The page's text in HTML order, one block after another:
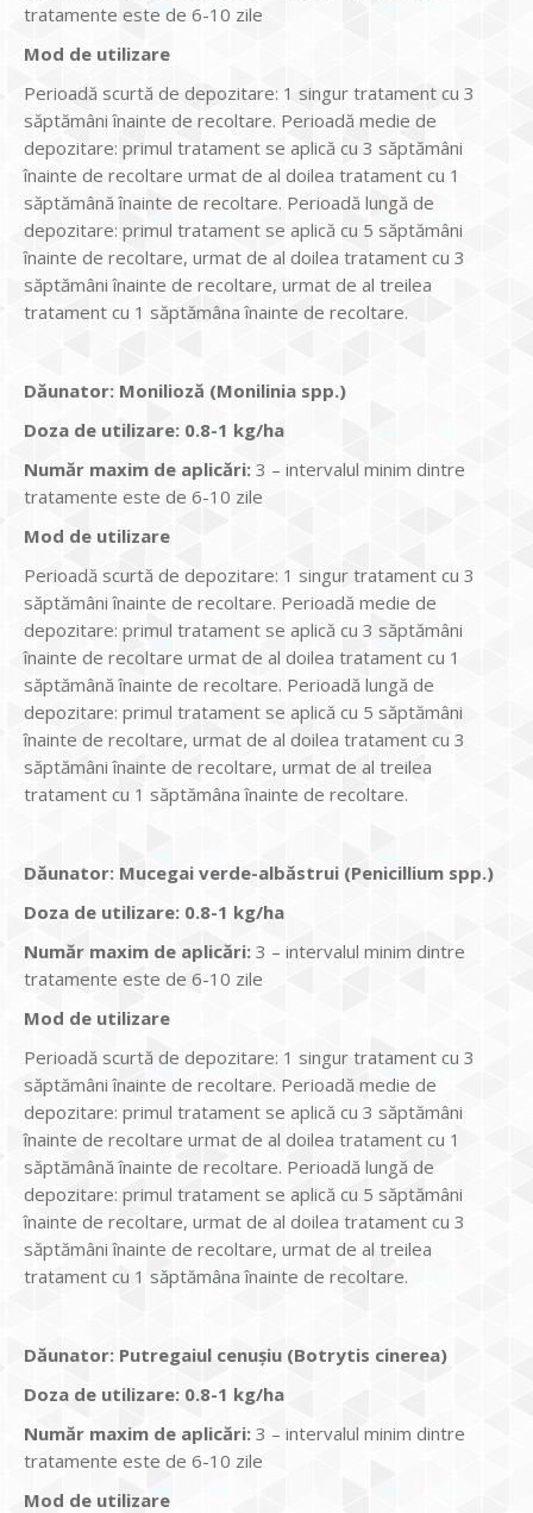
tratamente este de 6-10 zile
Mod de utilizare
Perioadă scurtă de depozitare: 1 singur tratament cu 3
săptămâni înainte de recoltare. Perioadă medie de
depozitare: primul tratament se aplică cu 3 săptămâni
înainte de recoltare urmat de al doilea tratament cu 1
săptămână înainte de recoltare. Perioadă lungă de
depozitare: primul tratament se aplică cu 5 săptămâni
înainte de recoltare, urmat de al doilea tratament cu 3
săptămâni înainte de recoltare, urmat de al treilea
tratament cu 1 săptămâna înainte de recoltare.
Dăunator: Monilioză (Monilinia spp.)
Doza de utilizare: 0.8-1 kg/ha
Număr maxim de aplicări: 3 – intervalul minim dintre
tratamente este de 6-10 zile
Mod de utilizare
Perioadă scurtă de depozitare: 1 singur tratament cu 3
săptămâni înainte de recoltare. Perioadă medie de
depozitare: primul tratament se aplică cu 3 săptămâni
înainte de recoltare urmat de al doilea tratament cu 1
săptămână înainte de recoltare. Perioadă lungă de
depozitare: primul tratament se aplică cu 5 săptămâni
înainte de recoltare, urmat de al doilea tratament cu 3
săptămâni înainte de recoltare, urmat de al treilea
tratament cu 1 săptămâna înainte de recoltare.
Dăunator: Mucegai verde-albăstrui (Penicillium spp.)
Doza de utilizare: 0.8-1 kg/ha
Număr maxim de aplicări: 3 – intervalul minim dintre
tratamente este de 6-10 zile
Mod de utilizare
Perioadă scurtă de depozitare: 1 singur tratament cu 3
săptămâni înainte de recoltare. Perioadă medie de
depozitare: primul tratament se aplică cu 3 săptămâni
înainte de recoltare urmat de al doilea tratament cu 1
săptămână înainte de recoltare. Perioadă lungă de
depozitare: primul tratament se aplică cu 5 săptămâni
înainte de recoltare, urmat de al doilea tratament cu 3
săptămâni înainte de recoltare, urmat de al treilea
tratament cu 1 săptămâna înainte de recoltare.
Dăunator: Putregaiul cenușiu (Botrytis cinerea)
Doza de utilizare: 0.8-1 kg/ha
Număr maxim de aplicări: 3 – intervalul minim dintre
tratamente este de 6-10 zile
Mod de utilizare